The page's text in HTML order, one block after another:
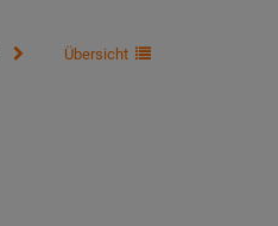
Übersicht